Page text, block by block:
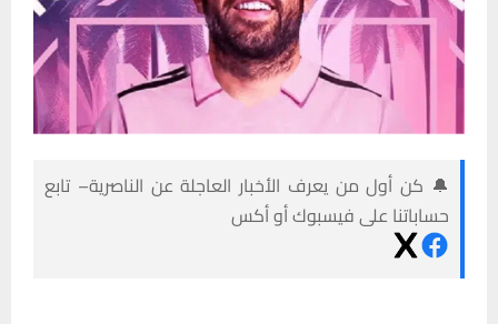
🔔 كن أول من يعرف الأخبار العاجلة عن الناصرية– تابع
حساباتنا على فيسبوك أو أكس